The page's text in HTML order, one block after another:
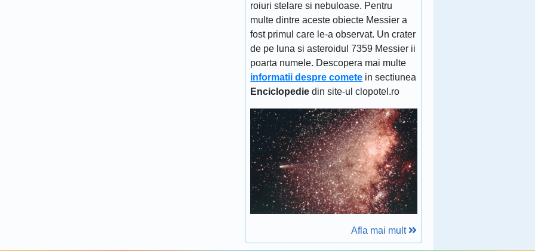
roiuri stelare si nebuloase. Pentru
multe dintre aceste obiecte Messier a
fost primul care le-a observat. Un crater
de pe luna si asteroidul 7359 Messier ii
poarta numele. Descopera mai multe
informatii despre comete in sectiunea
Enciclopedie din site-ul clopotel.ro
Afla mai mult